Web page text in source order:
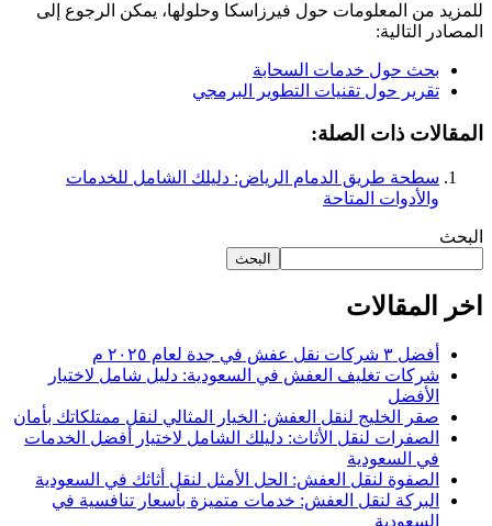
للمزيد من المعلومات حول فيرزاسكا وحلولها، يمكن الرجوع إلى
المصادر التالية:
بحث حول خدمات السحابة
تقرير حول تقنيات التطوير البرمجي
المقالات ذات الصلة:
سطحة طريق الدمام الرياض: دليلك الشامل للخدمات
والأدوات المتاحة
البحث
البحث
اخر المقالات
أفضل ٣ شركات نقل عفش في جدة لعام ٢٠٢٥ م
شركات تغليف العفش في السعودية: دليل شامل لاختيار
الأفضل
صقر الخليج لنقل العفش: الخيار المثالي لنقل ممتلكاتك بأمان
الصفرات لنقل الأثاث: دليلك الشامل لاختيار أفضل الخدمات
في السعودية
الصفوة لنقل العفش: الحل الأمثل لنقل أثاثك في السعودية
البركة لنقل العفش: خدمات متميزة بأسعار تنافسية في
السعودية